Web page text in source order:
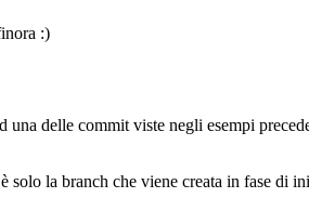
:)
delle commit viste negli esempi
solo la branch che viene creata in fase di